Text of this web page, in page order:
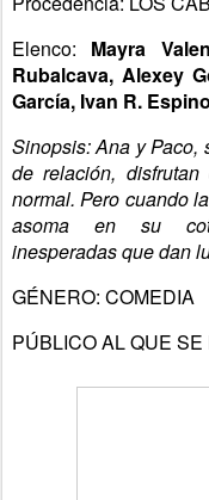
Elenco: Mayra
Rubalcava, Alexey
García, Ivan R.
Sinopsis: Ana y Paco,
de relación,
normal. Pero cuando
asoma en su
inesperadas que dan
GÉNERO: COMEDIA
PÚBLICO AL QUE